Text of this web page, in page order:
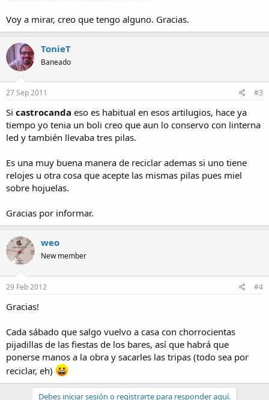
Voy a mirar, creo que tengo alguno. Gracias.
TonieT
Baneado
27 Sep 2011 #3
Si castrocanda eso es habitual en esos artilugios, hace ya
tiempo yo tenia un boli creo que aun lo conservo con linterna
led y también llevaba tres pilas.
Es una muy buena manera de reciclar ademas si uno tiene
relojes u otra cosa que acepte las mismas pilas pues miel
sobre hojuelas.
Gracias por informar.
weo
New member
29 Feb 2012 #4
Gracias!
Cada sábado que salgo vuelvo a casa con chorrocientas
pijadillas de las fiestas de los bares, así que habrá que
ponerse manos a la obra y sacarles las tripas (todo sea por
reciclar, eh)
Debes iniciar sesión o registrarte para responder aquí.